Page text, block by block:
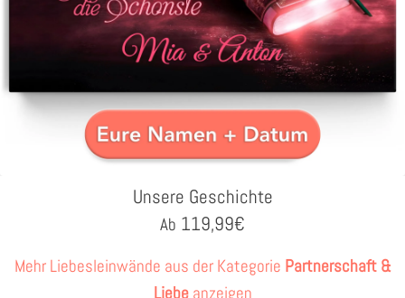
Unsere Geschichte
Ab 119,99€
Mehr Liebesleinwände aus der Kategorie Partnerschaft &
Liebeanzeigen